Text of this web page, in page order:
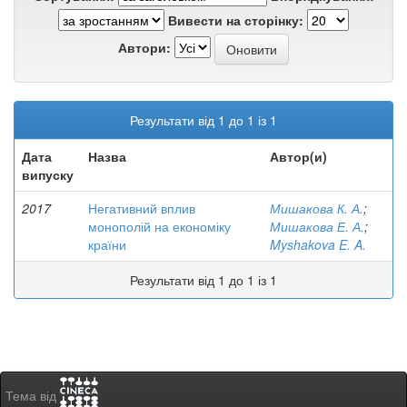
Вивести на сторінку:
Автори:
Результати від 1 до 1 із 1
Дата
випуску
Назва Автор(и)
2017
Негативний вплив
монополій на економіку
країни
Мишакова К. А.;
Мишакова Е. А.;
Myshakova E. A.
Результати від 1 до 1 із 1
Тема від